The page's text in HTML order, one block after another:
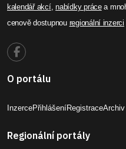
kalendář akcí,nabídky prácea
cenově dostupnou regionální inzerci
O portálu
InzercePřihlášeníRegistrace
Regionální portály